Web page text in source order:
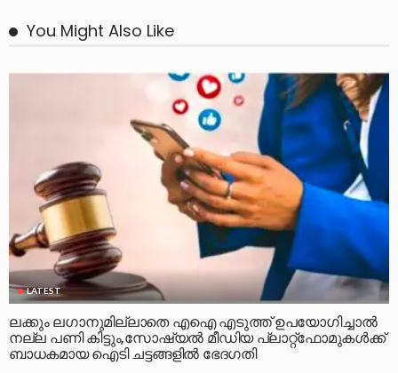
You Might Also Like
LATEST
ലക്കും ലഗാനുമില്ലാതെ എഐ എടുത്ത് ഉപയോഗിച്ചാല്‍
നല്ല പണി കിട്ടും,സോഷ്യല്‍ മീഡിയ പ്ലാറ്റ്‌ഫോമുകള്‍ക്ക്
ബാധകമായ ഐടി ചട്ടങ്ങളില്‍ ഭേദഗതി